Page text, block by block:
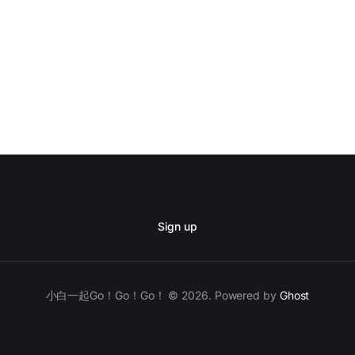
Sign up
小白一起Go！Go！Go！ © 2026. Powered by Ghost